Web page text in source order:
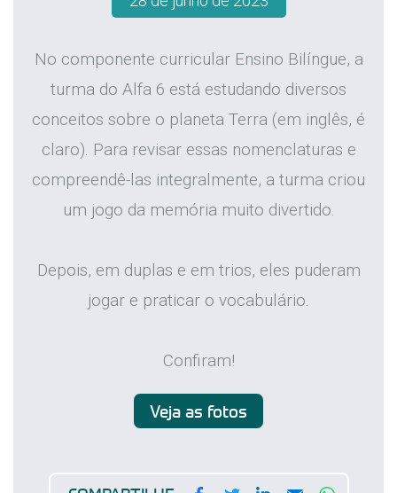
No componente curricular Ensino Bilíngue, a
turma do Alfa 6 está estudando diversos
conceitos sobre o planeta Terra (em inglês, é
claro). Para revisar essas nomenclaturas e
compreendê-las integralmente, a turma criou
um jogo da memória muito divertido.
Depois, em duplas e em trios, eles puderam
jogar e praticar o vocabulário.
Confiram!
Veja as fotos
FacebookTwitterLinkedIn
Email